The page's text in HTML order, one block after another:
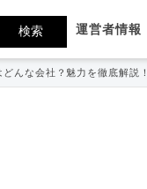
運営者情報
どんな会社？魅力を徹底解説！